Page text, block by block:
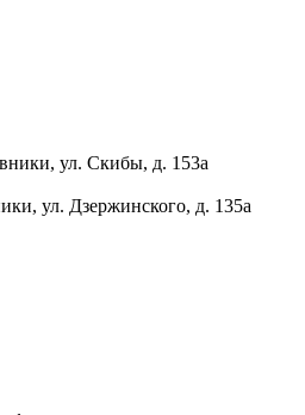
ул. Скибы, д. 153а
ул. Дзержинского, д. 135а